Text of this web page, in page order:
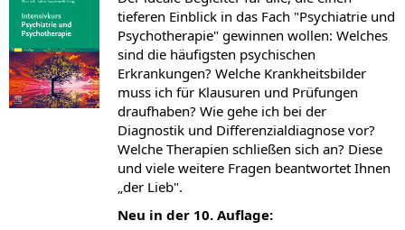
tieferen Einblick in das Fach "Psychiatrie und
Psychotherapie" gewinnen wollen: Welches
sind die häufigsten psychischen
Erkrankungen? Welche Krankheitsbilder
muss ich für Klausuren und Prüfungen
draufhaben? Wie gehe ich bei der
Diagnostik und Differenzialdiagnose vor?
Welche Therapien schließen sich an? Diese
und viele weitere Fragen beantwortet Ihnen
„der Lieb".
Neu in der 10. Auflage: